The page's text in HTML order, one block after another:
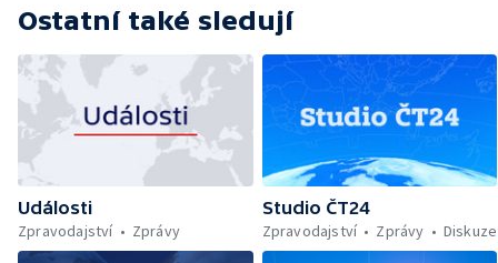
Ostatní také sledují
Události
Zpravodajství
Zprávy
Studio ČT24
Zpravodajství
Zprávy Diskuze